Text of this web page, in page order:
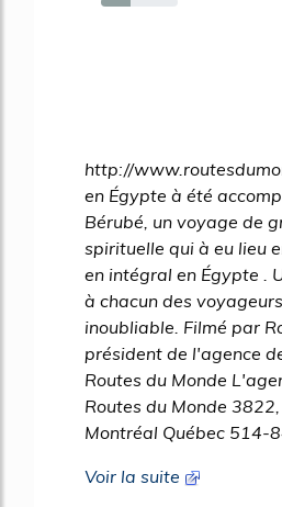
38%
http://
en Égypte à été
Bérubé, un voyage de
spirituelle qui à eu lieu
en intégral en Égypte .
à chacun des
inoubliable. Filmé par
président de l'agence
Routes du Monde
Routes du Monde
Montréal Québec 514-
Voir la suite